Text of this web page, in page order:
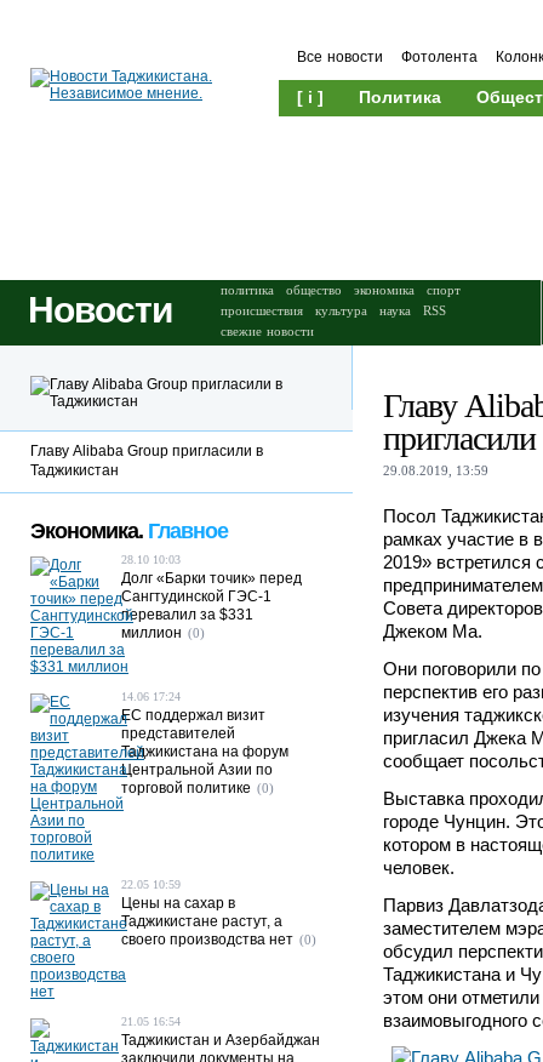
Все новости Фотолента
[ i ] Политика
Новости политика общество экономика
спорт
происшествия
культура наука
RSS
свежие новости
Главу
29.08.2019, 13:59
Посол
рамках участие в
2019» встретился
Совета
Джеком Ма.
Они поговорили
перспектив его
изучения
пригласил Джека
сообщает
Выставка
городе Чунцин.
котором в
человек.
Парвиз
заместителем
обсудил
Таджикистана и
этом они
взаимовыгодного
Главу Alibaba Group пригласили в
Таджикистан
Экономика. Главное
28.10 10:03
Долг «Барки точик» перед
Сангтудинской ГЭС-1
перевалил за $331
миллион (0)
14.06 17:24
ЕС поддержал визит
представителей
Таджикистана на форум
Центральной Азии по
торговой политике (0)
22.05 10:59
Цены на сахар в
Таджикистане растут, а
своего производства нет (0)
21.05 16:54
Таджикистан и Азербайджан
заключили документы на